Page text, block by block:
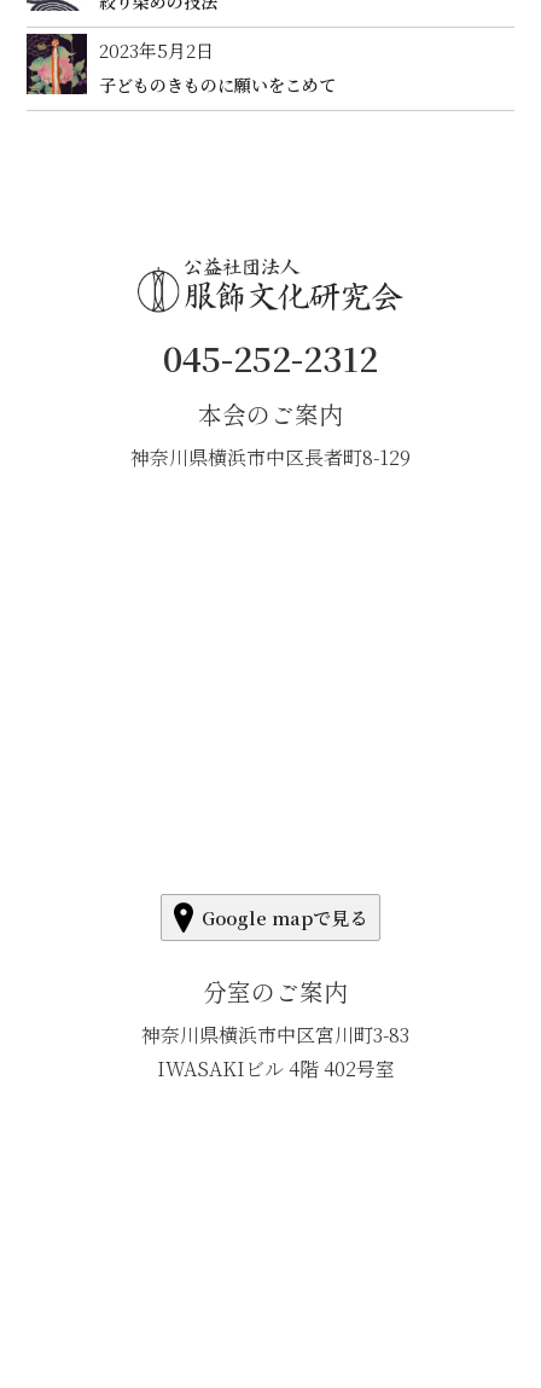
2023年5月2日
子どものきものに願いをこめて
045-252-2312
本会のご案内
神奈川県横浜市中区長者町8-129
Google mapで見る
分室のご案内
神奈川県横浜市中区宮川町3-83
IWASAKIビル 4階 402号室